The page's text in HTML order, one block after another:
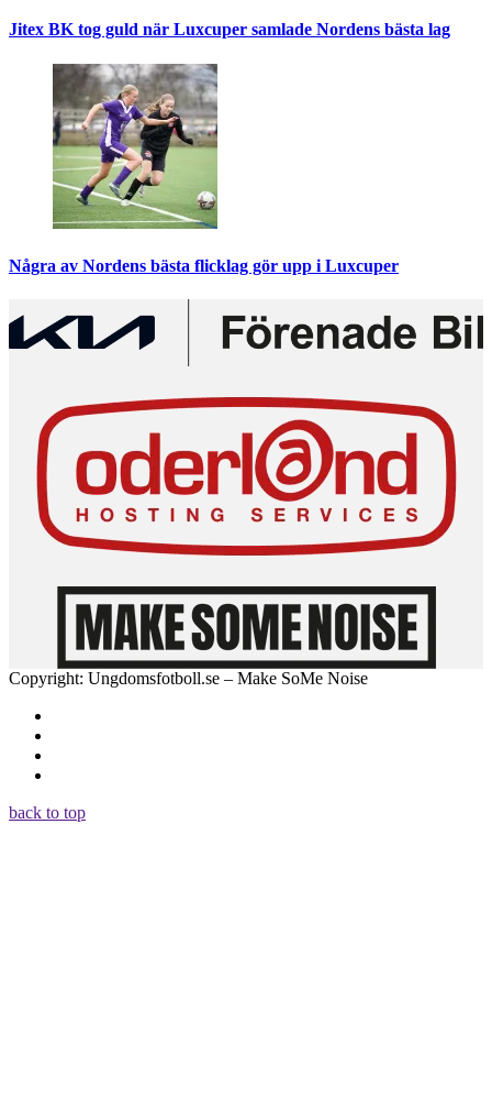
Jitex BK tog guld när Luxcuper samlade Nordens bästa lag
Några av Nordens bästa flicklag gör upp i Luxcuper
Copyright: Ungdomsfotboll.se – Make SoMe Noise
back to top